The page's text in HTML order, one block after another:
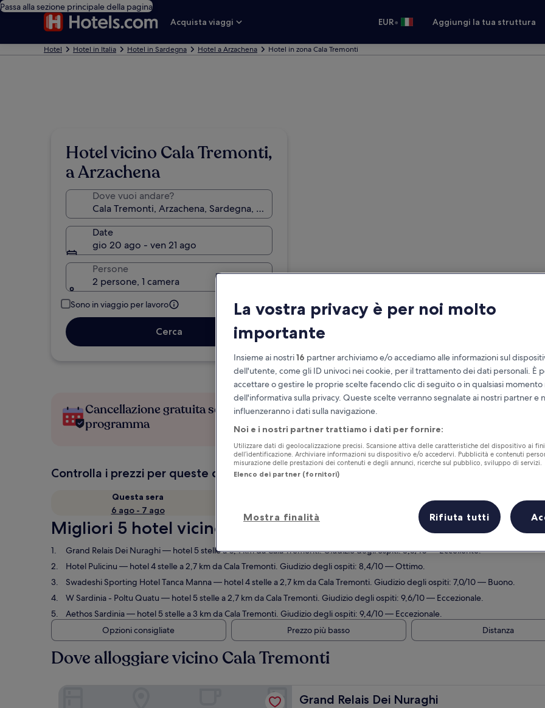
Passa alla sezione principale della pagina
Acquista viaggi
EUR• Aggiungi la tua struttura
Hotel Hotel in Italia Hotel in Sardegna Hotel a Arzachena Hotel in zona Cala Tremonti
Hotel vicino Cala Tremonti,
a Arzachena
Dove vuoi andare?
Date
gio 20 ago - ven 21 ago
Persone
2 persone, 1 camera
Sono in viaggio per lavoro
Cerca
Cancellazione gratuita se cambi
programma
Accumula vantaggi con ogni notte di
soggiorno
Controlla i prezzi per queste date
Questa sera
6 ago - 7 ago
7 ago - 9 ago
Migliori 5 hotel vicino a Cala Tremonti in breve
Grand Relais Dei Nuraghi— hotel 5 stelle a 0,4 km da Cala Tremonti. Giudizio degli ospiti: 8,8/10 — Eccellente.
Hotel Pulicinu — hotel 4 stelle a 2,7 km da Cala Tremonti. Giudizio degli ospiti: 8,4/10 — Ottimo.
Swadeshi Sporting Hotel Tanca Manna— hotel 4 stelle a 2,7 km da Cala Tremonti. Giudizio degli ospiti: 7,0/10 — Buono.
W Sardinia - Poltu Quatu — hotel 5 stelle a 2,7 km da Cala Tremonti. Giudizio degli ospiti: 9,6/10 — Eccezionale.
Aethos Sardinia— hotel 5 stelle a 3 km da Cala Tremonti. Giudizio degli ospiti: 9,4/10 — Eccezionale.
Opzioni consigliate
Prezzo più basso Distanza
Dove alloggiare vicino Cala Tremonti
Grand Relais Dei Nuraghi
Grand Relais Dei Nuraghi
La vostra privacy è per noi molto
importante
Insieme ai nostri16 partner archiviamo e/o accediamo alle informazioni sul
dell'utente, come gli ID univoci nei cookie, per il trattamento dei dati personali. È
accettare o gestire le proprie scelte facendo clic di seguito o in qualsiasi momento
dell'informativa sulla privacy. Queste scelte verranno segnalate ai nostri partner e
influenzeranno i dati sulla navigazione.
Noi e i nostri partner trattiamo i dati per fornire:
Utilizzare dati di geolocalizzazione precisi. Scansione attiva delle caratteristiche del dispositivo ai fini
dell’identificazione. Archiviare informazioni su dispositivo e/o accedervi. Pubblicità e contenuti
misurazione delle prestazioni dei contenuti e degli annunci, ricerche sul pubblico, sviluppo di servizi.
Elenco dei partner (fornitori)
Mostra finalità Rifiuta tutti